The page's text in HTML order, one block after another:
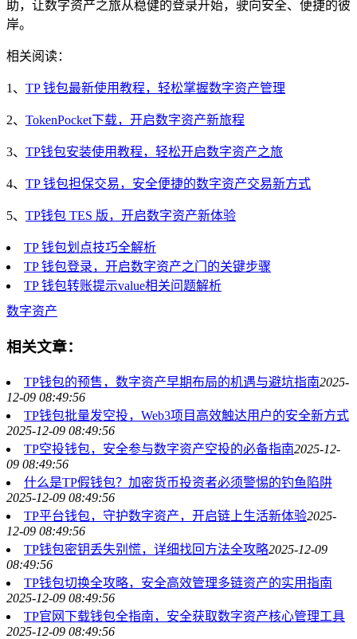
助，让数字资产之旅从稳健的登录开始，驶向安全、便捷的彼
岸。
相关阅读：
1、 TP 钱包最新使用教程，轻松掌握数字资产管理
2、 TokenPocket下载，开启数字资产新旅程
3、 TP钱包安装使用教程，轻松开启数字资产之旅
4、 TP 钱包担保交易，安全便捷的数字资产交易新方式
5、 TP钱包 TES 版，开启数字资产新体验
TP 钱包划点技巧全解析
TP 钱包登录，开启数字资产之门的关键步骤
TP 钱包转账提示value相关问题解析
数字资产
相关文章：
TP钱包的预售，数字资产早期布局的机遇与避坑指南2025-
12-09 08:49:56
TP钱包批量发空投，Web3项目高效触达用户的安全新方式
2025-12-09 08:49:56
TP空投钱包，安全参与数字资产空投的必备指南2025-12-
09 08:49:56
什么是TP假钱包？加密货币投资者必须警惕的钓鱼陷阱
2025-12-09 08:49:56
TP平台钱包，守护数字资产，开启链上生活新体验2025-
12-09 08:49:56
TP钱包密钥丢失别慌，详细找回方法全攻略2025-12-09
08:49:56
TP钱包切换全攻略，安全高效管理多链资产的实用指南
2025-12-09 08:49:56
TP官网下载钱包全指南，安全获取数字资产核心管理工具
2025-12-09 08:49:56